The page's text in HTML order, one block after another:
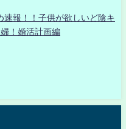
速報！！子供が欲しいど陰キ
！婚活計画編